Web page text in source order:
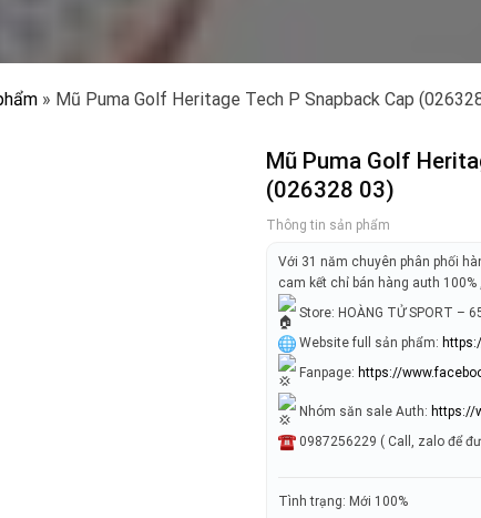
» Mũ Puma Golf Heritage Tech P Snapback Cap
Mũ Puma Golf
(026328 03)
Thông tin sản phẩm
Với 31 năm chuyên phân phối
cam kết chỉ bán hàng auth
Store: HOÀNG TỬ SPORT –
Website full sản phẩm:
Fanpage: https://
Nhóm săn sale Auth: https://
0987256229 ( Call, zalo để
Tình trạng: Mới 100%